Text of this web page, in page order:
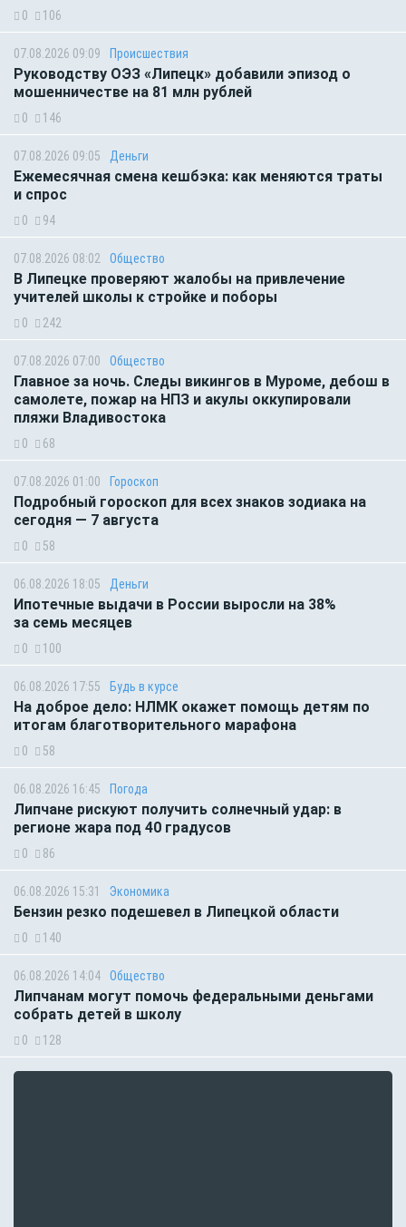
0 106
07.08.2026 09:09 Происшествия
Руководству ОЭЗ «Липецк» добавили эпизод о
мошенничестве на 81 млн рублей
0 146
07.08.2026 09:05 Деньги
Ежемесячная смена кешбэка: как меняются траты
и спрос
0 94
07.08.2026 08:02 Общество
В Липецке проверяют жалобы на привлечение
учителей школы к стройке и поборы
0 242
07.08.2026 07:00 Общество
Главное за ночь. Следы викингов в Муроме, дебош в
самолете, пожар на НПЗ и акулы оккупировали
пляжи Владивостока
0 68
07.08.2026 01:00 Гороскоп
Подробный гороскоп для всех знаков зодиака на
сегодня — 7 августа
0 58
06.08.2026 18:05 Деньги
Ипотечные выдачи в России выросли на 38%
за семь месяцев
0 100
06.08.2026 17:55 Будь в курсе
На доброе дело: НЛМК окажет помощь детям по
итогам благотворительного марафона
0 58
06.08.2026 16:45 Погода
Липчане рискуют получить солнечный удар: в
регионе жара под 40 градусов
0 86
06.08.2026 15:31 Экономика
Бензин резко подешевел в Липецкой области
0 140
06.08.2026 14:04 Общество
Липчанам могут помочь федеральными деньгами
собрать детей в школу
0 128